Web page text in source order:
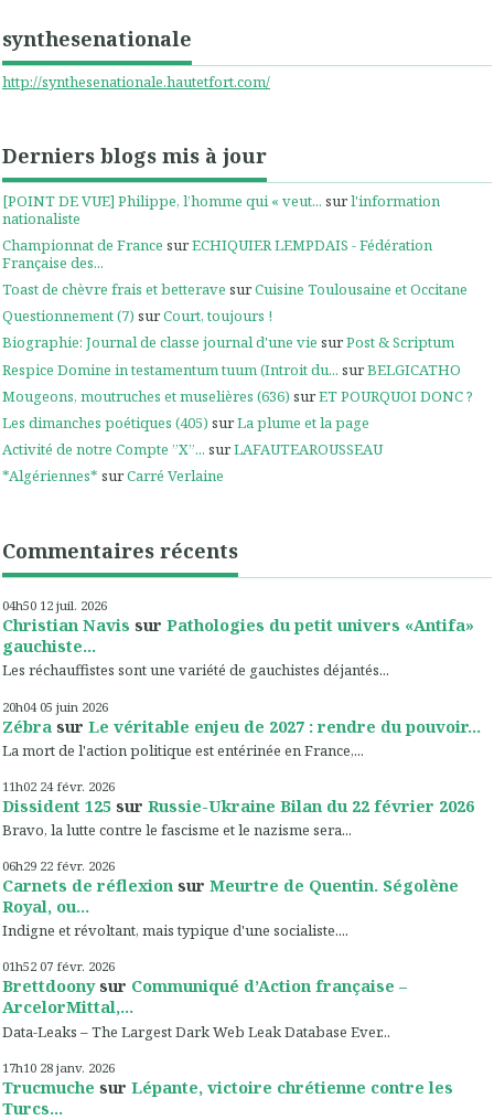
synthesenationale
http://synthesenationale.hautetfort.com/
Derniers blogs mis à jour
[POINT DE VUE] Philippe, l’homme qui « veut... surl'information
nationaliste
Championnat de France surECHIQUIER LEMPDAIS - Fédération
Française des...
Toast de chèvre frais et betterave surCuisine Toulousaine et Occitane
Questionnement (7) surCourt, toujours !
Biographie: Journal de classe journal d'une vie surPost & Scriptum
Respice Domine in testamentum tuum (Introit du... surBELGICATHO
Mougeons, moutruches et muselières (636) surET POURQUOI DONC ?
Les dimanches poétiques (405) surLa plume et la page
Activité de notre Compte ”X”... surLAFAUTEAROUSSEAU
*Algériennes* surCarré Verlaine
Commentaires récents
04h50 12 juil. 2026
Christian Navis sur Pathologies du petit univers «Antifa»
gauchiste...
Les réchauffistes sont une variété de gauchistes déjantés...
20h04 05 juin 2026
Zébra sur Le véritable enjeu de 2027 : rendre du pouvoir...
La mort de l'action politique est entérinée en France,...
11h02 24 févr. 2026
Dissident 125 sur Russie-Ukraine Bilan du 22 février 2026
Bravo, la lutte contre le fascisme et le nazisme sera...
06h29 22 févr. 2026
Carnets de réflexion sur Meurtre de Quentin. Ségolène
Royal, ou...
Indigne et révoltant, mais typique d'une socialiste....
01h52 07 févr. 2026
Brettdoonysur Communiqué d’Action française –
ArcelorMittal,...
Data-Leaks – The Largest Dark Web Leak Database Ever...
17h10 28 janv. 2026
Trucmuche sur Lépante, victoire chrétienne contre les
Turcs...